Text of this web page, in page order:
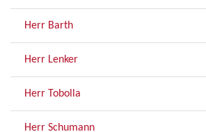
Herr Barth
Herr Lenker
Herr Tobolla
Herr Schumann